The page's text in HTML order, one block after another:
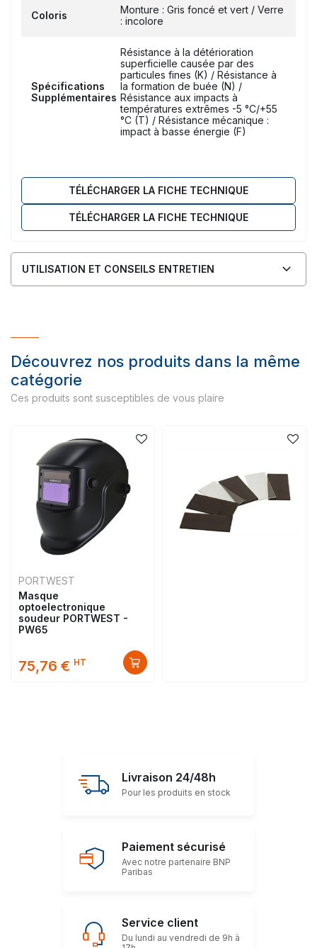
Coloris
Monture : Gris foncé et vert / Verre
: incolore
Spécifications
Supplémentaires
Résistance à la détérioration
superficielle causée par des
particules fines (K) / Résistance à
la formation de buée (N) /
Résistance aux impacts à
températures extrêmes -5 °C/+55
°C (T) / Résistance mécanique :
impact à basse énergie (F)
TÉLÉCHARGER LA FICHE TECHNIQUE
TÉLÉCHARGER LA FICHE TECHNIQUE
UTILISATION ET CONSEILS ENTRETIEN
Découvrez nos produits dans la même
catégorie
Ces produits sont susceptibles de vous plaire
PORTWEST
Masque
optoelectronique
soudeur PORTWEST -
PW65
75,76 € HT
Livraison 24/48h
Pour les produits en stock
Paiement sécurisé
Avec notre partenaire BNP
Paribas
Service client
Du lundi au vendredi de 9h à